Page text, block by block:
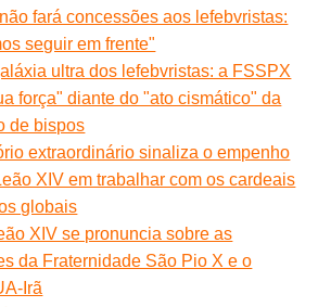
fará concessões aos lefebvristas:
seguir em frente"
ultra dos lefebvristas: a FSSPX
força" diante do "ato cismático" da
de bispos
extraordinário sinaliza o empenho
XIV em trabalhar com os cardeais
globais
XIV se pronuncia sobre as
da Fraternidade São Pio X e o
Irã